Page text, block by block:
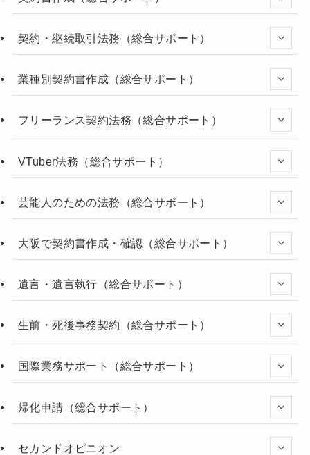
契約・継続取引法務（総合サポート）
業種別契約書作成（総合サポート）
フリーランス契約法務（総合サポート）
VTuber法務（総合サポート）
芸能人のための法務（総合サポート）
大阪で契約書作成・確認（総合サポート）
遺言・遺言執行（総合サポート）
生前・死後事務契約（総合サポート）
国際業務サポート（総合サポート）
帰化申請（総合サポート）
セカンドオピニオン